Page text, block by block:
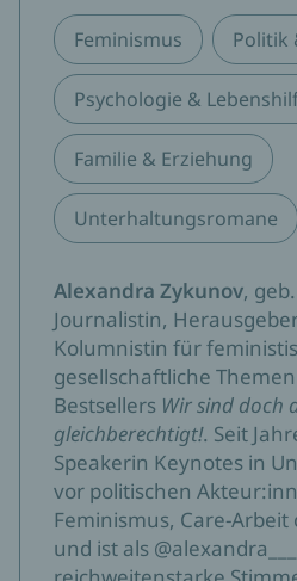
Feminismus Politik
Psychologie &
Familie & Erziehung
Unterhaltungsromane
Alexandra Zykunov,
Journalistin,
Kolumnistin für
gesellschaftliche
Bestsellers Wir sind doch
gleichberechtigt!. Seit
Speakerin Keynotes in
vor politischen
Feminismus, Care-Arbeit
und ist als